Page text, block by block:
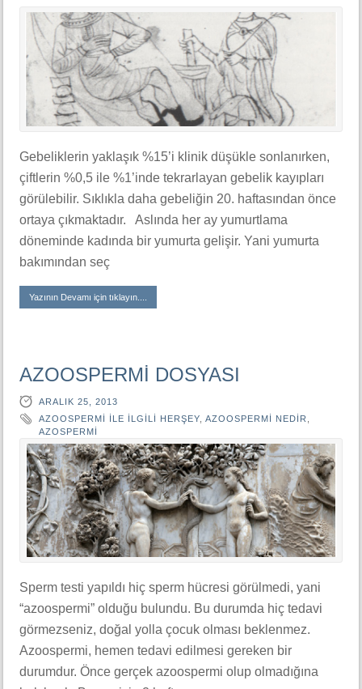
Gebeliklerin yaklaşık %15’i klinik düşükle sonlanırken,
çiftlerin %0,5 ile %1’inde tekrarlayan gebelik kayıpları
görülebilir. Sıklıkla daha gebeliğin 20. haftasından önce
ortaya çıkmaktadır. Aslında her ay yumurtlama
döneminde kadında bir yumurta gelişir. Yani yumurta
bakımından seç
Yazının Devamı için tıklayın....
AZOOSPERMİ DOSYASI
ARALIK 25, 2013
AZOOSPERMI ILE ILGILI HERŞEY AZOOSPERMI NEDIR
AZOSPERMI
Sperm testi yapıldı hiç sperm hücresi görülmedi, yani
“azoospermi” olduğu bulundu. Bu durumda hiç tedavi
görmezseniz, doğal yolla çocuk olması beklenmez.
Azoospermi, hemen tedavi edilmesi gereken bir
durumdur. Önce gerçek azoospermi olup olmadığına